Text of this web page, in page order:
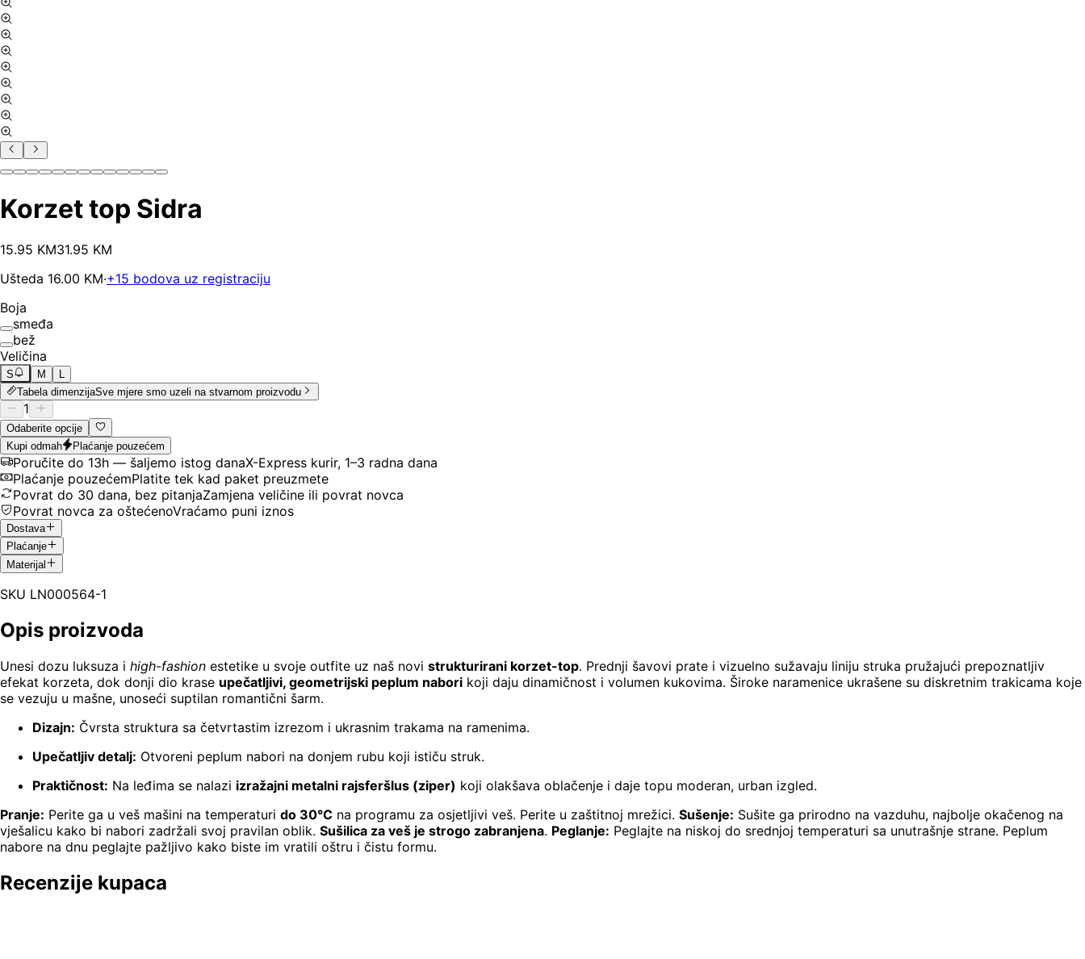
Korzet top Sidra
15.95 KM31.95 KM
Ušteda 16.00 KM·+15 bodova uz registraciju
Boja
smeđa
bež
Veličina
S M
L
Tabela dimenzijaSve mjere smo uzeli na stvarnom proizvodu
1
Odaberite opcije
Kupi odmah
Plaćanje pouzećem
Poručite do 13h — šaljemo istog danaX-Express kurir, 1–3 radna dana
Plaćanje pouzećemPlatite tek kad paket preuzmete
Povrat do 30 dana, bez pitanjaZamjena veličine ili povrat novca
Povrat novca za oštećenoVraćamo puni iznos
Dostava
Plaćanje
Materijal
SKU LN000564-1
Opis proizvoda
Unesi dozu luksuza i high-fashion estetike u svoje outfite uz naš novi strukturirani korzet-top. Prednji šavovi prate i vizuelno sužavaju liniju struka pružajući prepoznatljiv
efekat korzeta, dok donji dio krase upečatljivi, geometrijski peplum nabori koji daju dinamičnost i volumen kukovima. Široke naramenice ukrašene su diskretnim trakicama koje
se vezuju u mašne, unoseći suptilan romantični šarm.
Dizajn: Čvrsta struktura sa četvrtastim izrezom i ukrasnim trakama na ramenima.
Upečatljiv detalj: Otvoreni peplum nabori na donjem rubu koji ističu struk.
Praktičnost: Na leđima se nalazi izražajni metalni rajsferšlus (ziper) koji olakšava oblačenje i daje topu moderan, urban izgled.
Pranje: Perite ga u veš mašini na temperaturi do 30°C na programu za osjetljivi veš. Perite u zaštitnoj mrežici. Sušenje: Sušite ga prirodno na vazduhu, najbolje okačenog na
vješalicu kako bi nabori zadržali svoj pravilan oblik. Sušilica za veš je strogo zabranjena. Peglanje: Peglajte na niskoj do srednjoj temperaturi sa unutrašnje strane. Peplum
nabore na dnu peglajte pažljivo kako biste im vratili oštru i čistu formu.
Recenzije kupaca